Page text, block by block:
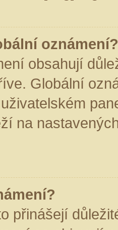
oznámení?
obsahují
Globální
na
přinášejí